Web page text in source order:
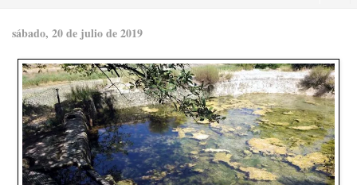
sábado, 20 de julio de 2019